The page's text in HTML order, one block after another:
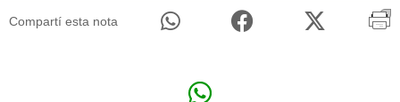
Compartí esta nota